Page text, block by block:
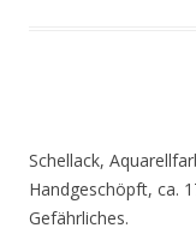
Schellack,
Handgeschöpft, ca.
Gefährliches.